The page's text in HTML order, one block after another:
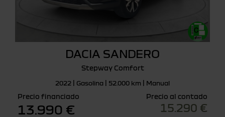
DACIA SANDERO
Stepway Comfort
2022 | Gasolina | 52.000 km | Manual
Precio financiado
13.990 €
Precio al contado
15.290 €